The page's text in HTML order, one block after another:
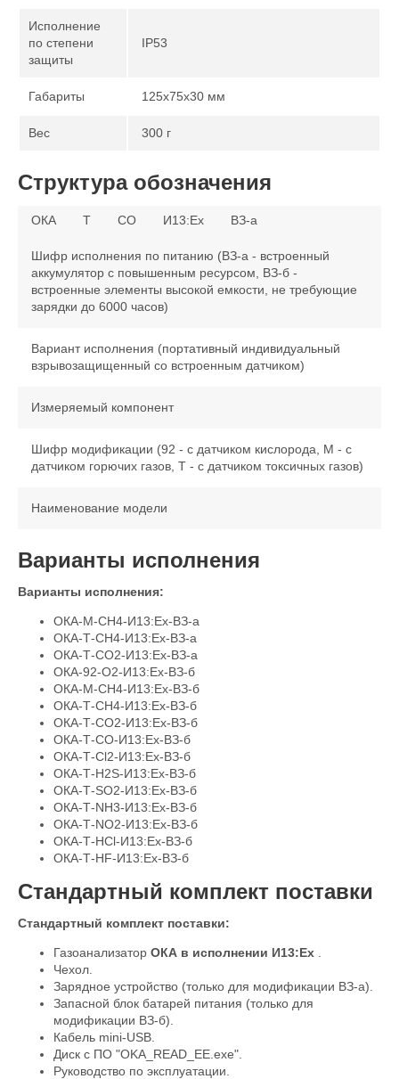
Исполнение
по степени
защиты
IP53
Габариты 125х75х30 мм
Вес 300 г
Структура обозначения
ОКА T CO И13:Ex ВЗ-а
Шифр исполнения по питанию (ВЗ-а - встроенный
аккумулятор с повышенным ресурсом, ВЗ-б -
встроенные элементы высокой емкости, не требующие
зарядки до 6000 часов)
Вариант исполнения (портативный индивидуальный
взрывозащищенный со встроенным датчиком)
Измеряемый компонент
Шифр модификации (92 - с датчиком кислорода, М - с
датчиком горючих газов, Т - с датчиком токсичных газов)
Наименование модели
Варианты исполнения
Варианты исполнения:
ОКА-М-CH4-И13:Ex-ВЗ-а
ОКА-Т-CH4-И13:Ex-ВЗ-а
ОКА-Т-CO2-И13:Ex-ВЗ-а
ОКА-92-O2-И13:Ex-ВЗ-б
ОКА-М-CH4-И13:Ex-ВЗ-б
ОКА-Т-CH4-И13:Ex-ВЗ-б
ОКА-Т-CO2-И13:Ex-ВЗ-б
ОКА-Т-CO-И13:Ex-ВЗ-б
ОКА-Т-Cl2-И13:Ex-ВЗ-б
ОКА-Т-H2S-И13:Ex-ВЗ-б
ОКА-Т-SO2-И13:Ex-ВЗ-б
ОКА-Т-NH3-И13:Ex-ВЗ-б
ОКА-Т-NO2-И13:Ex-ВЗ-б
ОКА-Т-HCl-И13:Ex-ВЗ-б
ОКА-Т-HF-И13:Ex-ВЗ-б
Стандартный комплект поставки
Стандартный комплект поставки:
Газоанализатор ОКА в исполнении И13:Ex
Чехол.
Зарядное устройство (только для модификации ВЗ-а).
Запасной блок батарей питания (только для
модификации ВЗ-б).
Кабель mini-USB.
Диск с ПО "OKA_READ_EE.exe".
Руководство по эксплуатации.